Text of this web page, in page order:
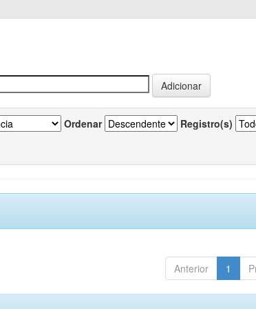
Ordenar Registro(s)
Anterior 1